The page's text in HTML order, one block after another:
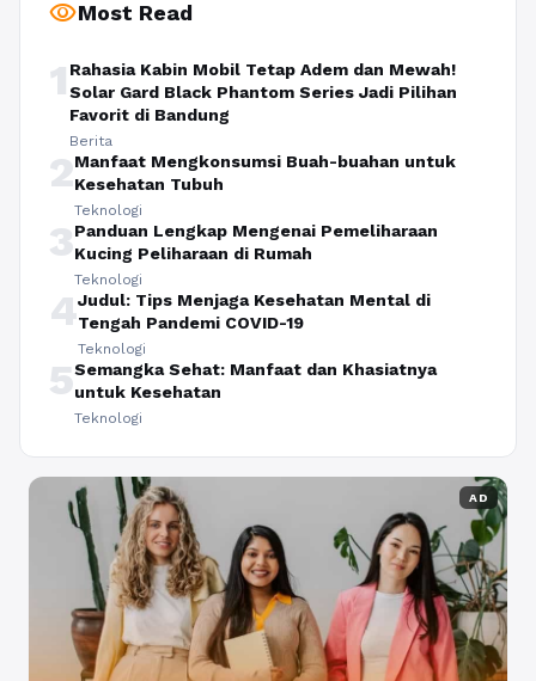
visibilityMost Read
1 Rahasia Kabin Mobil Tetap Adem dan Mewah!
Solar Gard Black Phantom Series Jadi Pilihan
Favorit di Bandung
Berita
2Manfaat Mengkonsumsi Buah-buahan untuk
Kesehatan Tubuh
Teknologi
3Panduan Lengkap Mengenai Pemeliharaan
Kucing Peliharaan di Rumah
Teknologi
4Judul: Tips Menjaga Kesehatan Mental di
Tengah Pandemi COVID-19
Teknologi
5Semangka Sehat: Manfaat dan Khasiatnya
untuk Kesehatan
Teknologi
AD